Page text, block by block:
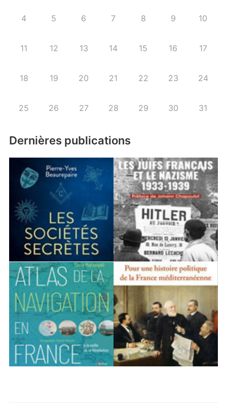
4 5 6 7 8 9 10
11 12 13 14 15 16 17
18 19 20 21 22 23 24
25 26 27 28 29 30 31
Dernières publications